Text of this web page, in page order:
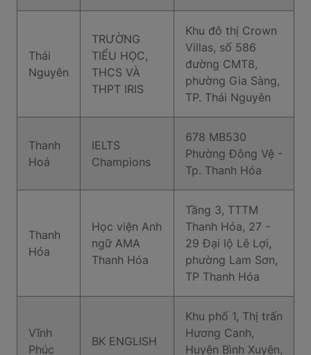
Thái
Nguyên
TRƯỜNG
TIỂU HỌC,
THCS VÀ
THPT IRIS
Khu đô thị Crown
Villas, số 586
đường CMT8,
phường Gia Sàng,
TP. Thái Nguyên
Thanh
Hoá
IELTS
Champions
678 MB530
Phường Đông Vệ -
Tp. Thanh Hóa
Thanh
Hóa
Học viện Anh
ngữ AMA
Thanh Hóa
Tầng 3, TTTM
Thanh Hóa, 27 -
29 Đại lộ Lê Lợi,
phường Lam Sơn,
TP Thanh Hóa
Vĩnh
Phúc
BK ENGLISH
Khu phố 1, Thị trấn
Hương Canh,
Huyện Bình Xuyên,